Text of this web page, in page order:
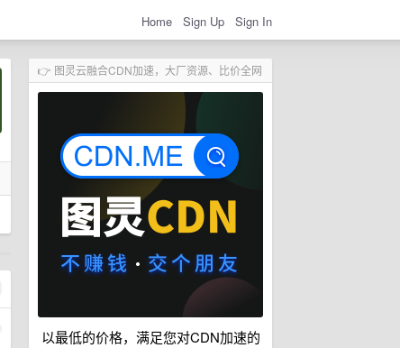
Home Sign Up Sign In
👉 图灵云融合CDN加速，大厂资源、比价全网
以最低的价格，满足您对CDN加速的